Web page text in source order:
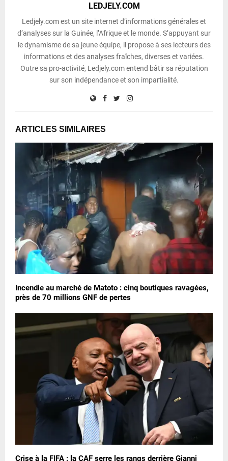
LEDJELY.COM
Ledjely.com est un site internet d’informations générales et
d’analyses sur la Guinée, l’Afrique et le monde. S’appuyant sur
le dynamisme de sa jeune équipe, il propose à ses lecteurs des
informations et des analyses fraîches, diverses et variées.
Outre sa pro-activité, Ledjely.com entend bâtir sa réputation
sur son indépendance et son impartialité.
ARTICLES SIMILAIRES
Incendie au marché de Matoto : cinq boutiques ravagées,
près de 70 millions GNF de pertes
Crise à la FIFA : la CAF serre les rangs derrière Gianni